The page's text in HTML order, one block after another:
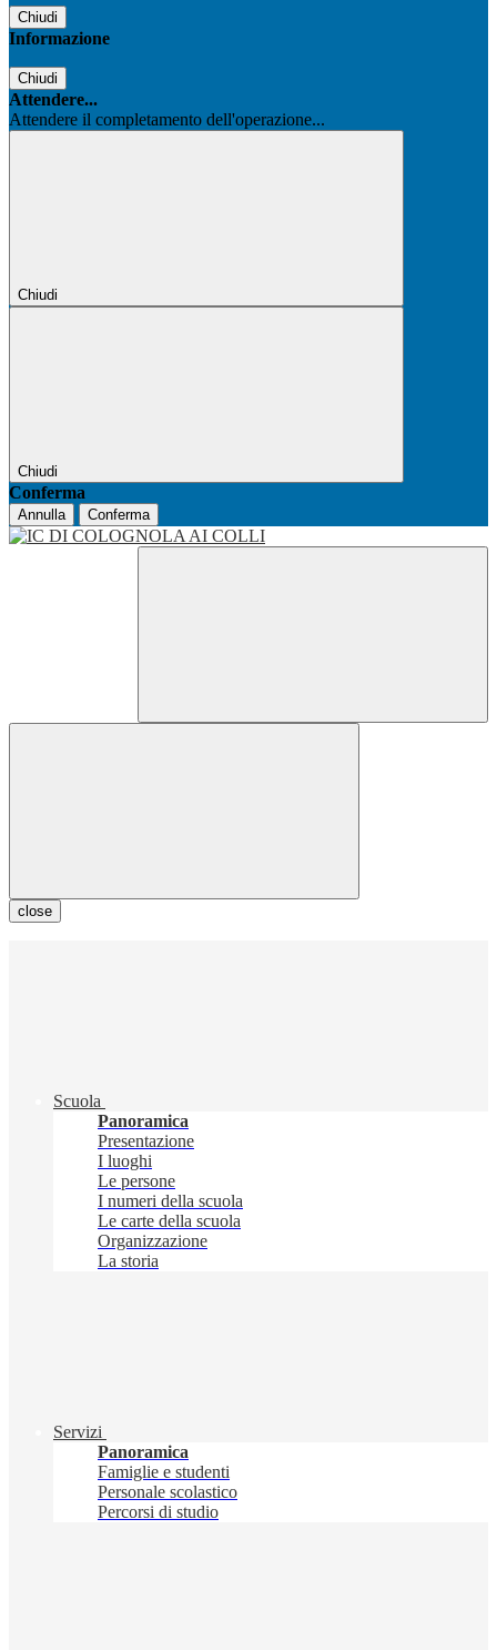
Chiudi
Informazione
Chiudi
Attendere...
Attendere il completamento dell'operazione...
Chiudi
Chiudi
Conferma
Annulla Conferma
close
Scuola
Panoramica
Presentazione
I luoghi
Le persone
I numeri della scuola
Le carte della scuola
Organizzazione
La storia
Servizi
Panoramica
Famiglie e studenti
Personale scolastico
Percorsi di studio